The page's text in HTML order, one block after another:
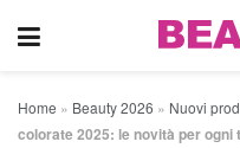
Home » Beauty 2026 » Nuovi
colorate 2025: le novità per ogni